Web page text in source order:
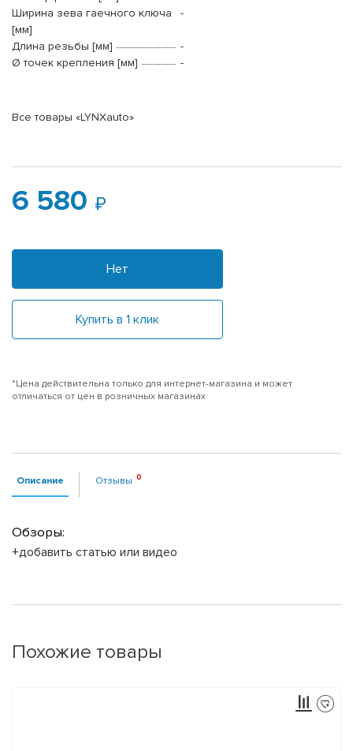
Ширина зева гаечного ключа
[мм]
-
Длина резьбы [мм]
-
Ø точек крепления [мм]
-
Все товары «LYNXauto»
6 580
Нет
Купить в 1 клик
*Цена действительна только для интернет-магазина и может
отличаться от цен в розничных магазинах
Описание Отзывы
Обзоры:
+добавить статью или видео
Похожие товары